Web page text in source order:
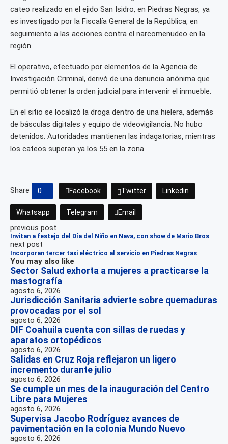
cateo realizado en el ejido San Isidro, en Piedras Negras, ya
es investigado por la Fiscalía General de la República, en
seguimiento a las acciones contra el narcomenudeo en la
región.
El operativo, efectuado por elementos de la Agencia de
Investigación Criminal, derivó de una denuncia anónima que
permitió obtener la orden judicial para intervenir el inmueble.
En el sitio se localizó la droga dentro de una hielera, además
de básculas digitales y equipo de videovigilancia. No hubo
detenidos. Autoridades mantienen las indagatorias, mientras
los cateos superan ya los 55 en la zona.
Share 0 Facebook Twitter Linkedin
Whatsapp Telegram Email
previous post
Invitan a festejo del Día del Niño en Nava, con show de Mario Bros
next post
Incorporan tercer taxi eléctrico al servicio en Piedras Negras
You may also like
Sector Salud exhorta a mujeres a practicarse la
mastografía
agosto 6, 2026
Jurisdicción Sanitaria advierte sobre quemaduras
provocadas por el sol
agosto 6, 2026
DIF Coahuila cuenta con sillas de ruedas y
aparatos ortopédicos
agosto 6, 2026
Salidas en Cruz Roja reflejaron un ligero
incremento durante julio
agosto 6, 2026
Se cumple un mes de la inauguración del Centro
Libre para Mujeres
agosto 6, 2026
Supervisa Jacobo Rodríguez avances de
pavimentación en la colonia Mundo Nuevo
agosto 6, 2026